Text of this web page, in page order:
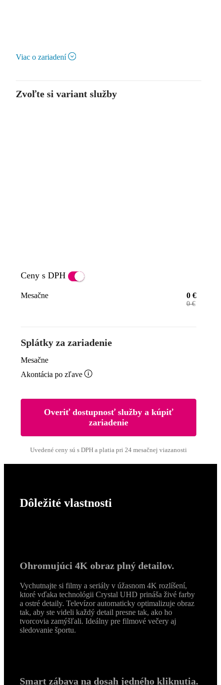
Viac o zariadení
Zvoľte si variant služby
Ceny s DPH
Mesačne 0 €
0€
Splátky za zariadenie
Mesačne
Akontácia po zľave 
Overiť dostupnosť služby a kúpiť
zariadenie
Uvedené ceny sú s DPH a platia pri 24 mesačnej viazanosti
Dôležité vlastnosti
Ohromujúci 4K obraz plný detailov.
Vychutnajte si filmy a seriály v úžasnom 4K rozlíšení,
ktoré vďaka technológii Crystal UHD prináša živé farby
a ostré detaily. Televízor automaticky optimalizuje obraz
tak, aby ste videli každý detail presne tak, ako ho
tvorcovia zamýšľali. Ideálny pre filmové večery aj
sledovanie športu.
Smart zábava na dosah jedného kliknutia.